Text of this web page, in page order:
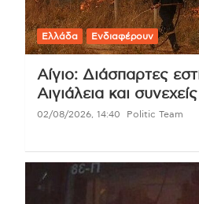
Ελλάδα Ενδιαφέρουν
Αίγιο: Διάσπαρτες
Αιγιάλεια και
02/08/2026, 14:40 Politic Team